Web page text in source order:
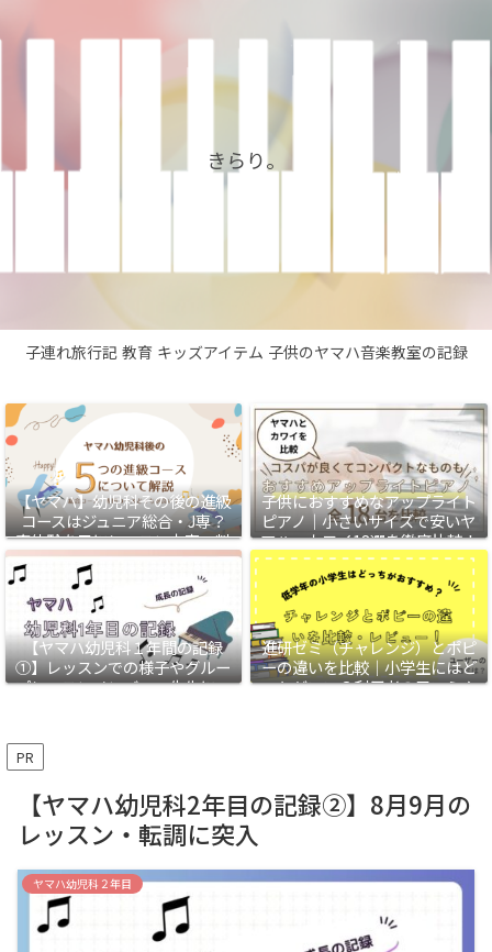
きらり。
子連れ旅行記 教育 キッズアイテム 子供のヤマハ音楽教室の記録
【ヤマハ】幼児科その後の進級
コースはジュニア総合・J専？
実体験を元にレッスン内容・料
金・各コースのおすすめな人を
子供におすすめなアップライト
ピアノ｜小さいサイズで安いヤ
マハ・カワイ18選を徹底比較！
【ヤマハ幼児科１年間の記録
①】レッスンでの様子やグルー
プレッスンメンバー、先生につ
進研ゼミ（チャレンジ）とポピ
ーの違いを比較｜小学生にはど
っちがいい？利用者の口コミや
PR
【ヤマハ幼児科2年目の記録②】8月9月の
レッスン・転調に突入
ヤマハ幼児科２年目